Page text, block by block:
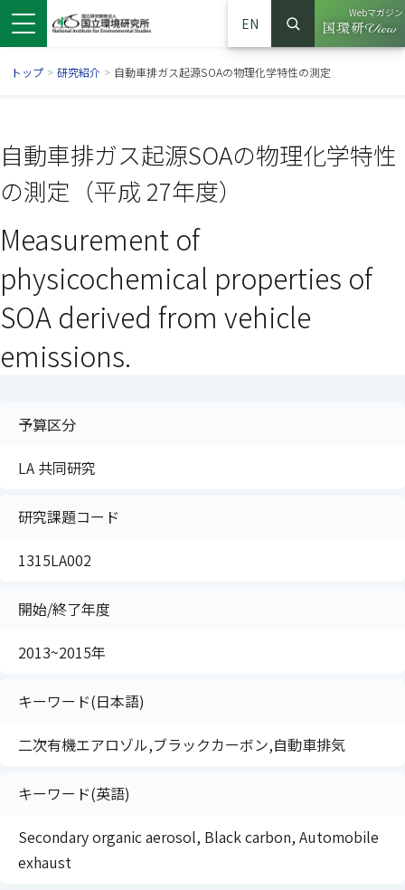
ドウで開きます）
ンドウで開きます）
ウインドウで開きます）
EN
サイト内検索
検索
Webマガジン
（別ウイ
トップ > 研究紹介 > 自動車排ガス起源SOAの物理化学特性の測定
自動車排ガス起源SOAの物理化学特性
の測定（平成 27年度）
Measurement of
physicochemical properties of
SOA derived from vehicle
emissions.
予算区分
LA 共同研究
研究課題コード
1315LA002
開始/終了年度
2013~2015年
キーワード(日本語)
二次有機エアロゾル,ブラックカーボン,自動車排気
キーワード(英語)
Secondary organic aerosol, Black carbon, Automobile
exhaust